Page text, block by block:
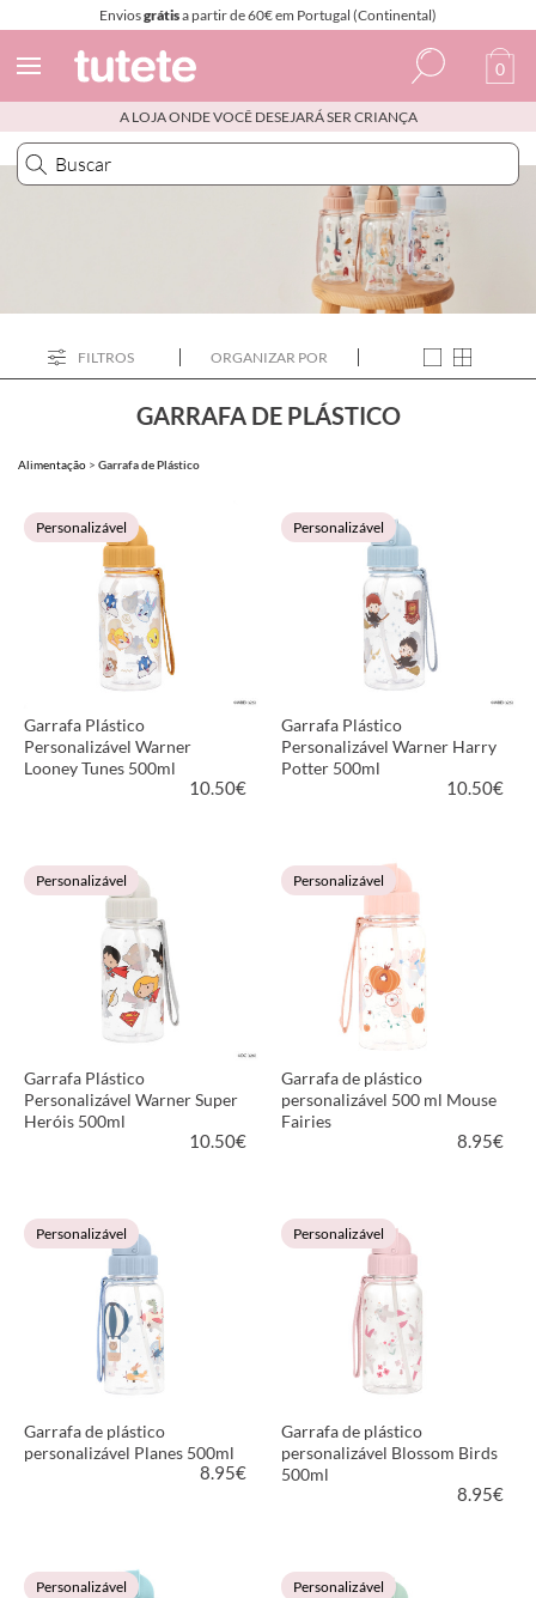
Enviosgrátisa partir de 60€ em Portugal (Continental)
Espanhol
Italiano
0
A LOJA ONDE VOCÊ DESEJARÁ SER CRIANÇA
FILTROS ORGANIZAR POR
GARRAFA DE PLÁSTICO
Alimentação > Garrafa de Plástico
Personalizável
Garrafa Plástico
Personalizável Warner
Looney Tunes 500ml
10.50€
VER PRODUTO
Personalizável
Garrafa Plástico
Personalizável Warner Harry
Potter 500ml
10.50€
VER PRODUTO
Personalizável
Garrafa Plástico
Personalizável Warner Super
Heróis 500ml
10.50€
VER PRODUTO
Personalizável
Garrafa de plástico
personalizável 500 ml Mouse
Fairies
8.95€
VER PRODUTO
Personalizável
Garrafa de plástico
personalizável Planes 500ml
8.95€
VER PRODUTO
Personalizável
Garrafa de plástico
personalizável Blossom Birds
500ml
8.95€
VER PRODUTO
Personalizável Personalizável